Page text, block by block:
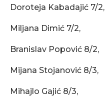
Doroteja Kabadajić 7/2,
Miljana Dimić 7/2,
Branislav Popović 8/2,
Mijana Stojanović 8/3,
Mihajlo Gajić 8/3,